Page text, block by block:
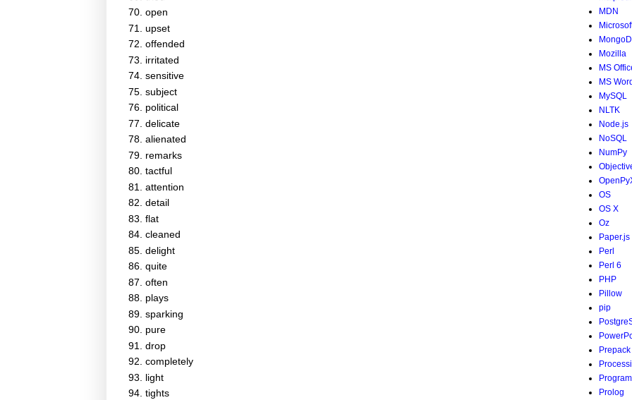
open
upset
offended
irritated
sensitive
subject
political
delicate
alienated
remarks
tactful
attention
detail
flat
cleaned
delight
quite
often
plays
sparking
pure
drop
completely
light
tights
MDN
Mozilla
MS
MS Word
MySQL
NLTK
Node.js
NoSQL
NumPy
OS
OS X
Oz
Paper.js
Perl
Perl 6
PHP
Pillow
pip
Prepack
Prolog